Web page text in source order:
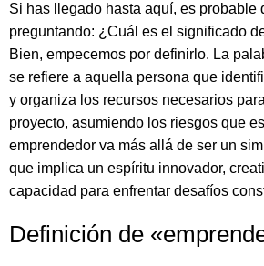
Si has llegado hasta aquí, es probable
preguntando: ¿Cuál es el significado
Bien, empecemos por definirlo. La
se refiere a aquella persona que
y organiza los recursos necesarios
proyecto, asumiendo los riesgos que
emprendedor va más allá de ser un
que implica un espíritu innovador,
capacidad para enfrentar desafíos
Definición de